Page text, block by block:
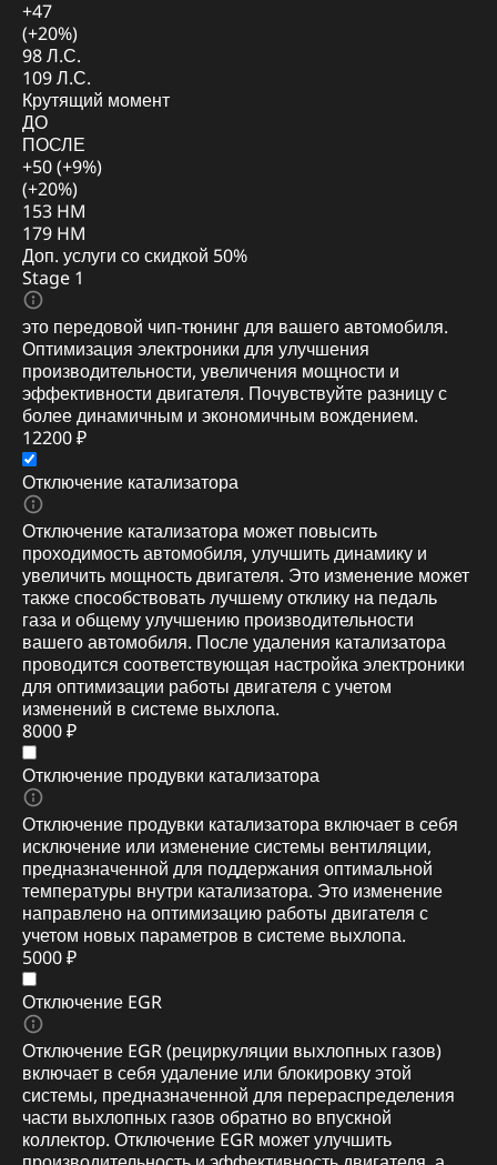
+47
(+20%)
98 Л.С.
109 Л.С.
Крутящий момент
ДО
ПОСЛЕ
+50 (+9%)
(+20%)
153 HM
179 HM
Доп. услуги со скидкой 50%
Stage 1
это передовой чип-тюнинг для вашего автомобиля.
Оптимизация электроники для улучшения
производительности, увеличения мощности и
эффективности двигателя. Почувствуйте разницу с
более динамичным и экономичным вождением.
12200 ₽
Отключение катализатора
Отключение катализатора может повысить
проходимость автомобиля, улучшить динамику и
увеличить мощность двигателя. Это изменение может
также способствовать лучшему отклику на педаль
газа и общему улучшению производительности
вашего автомобиля. После удаления катализатора
проводится соответствующая настройка электроники
для оптимизации работы двигателя с учетом
изменений в системе выхлопа.
8000 ₽
Отключение продувки катализатора
Отключение продувки катализатора включает в себя
исключение или изменение системы вентиляции,
предназначенной для поддержания оптимальной
температуры внутри катализатора. Это изменение
направлено на оптимизацию работы двигателя с
учетом новых параметров в системе выхлопа.
5000 ₽
Отключение EGR
Отключение EGR (рециркуляции выхлопных газов)
включает в себя удаление или блокировку этой
системы, предназначенной для перераспределения
части выхлопных газов обратно во впускной
коллектор. Отключение EGR может улучшить